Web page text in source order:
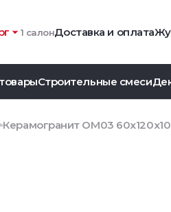
1 салонДоставка и оплата
Строительные смеси
Керамогранит OM03